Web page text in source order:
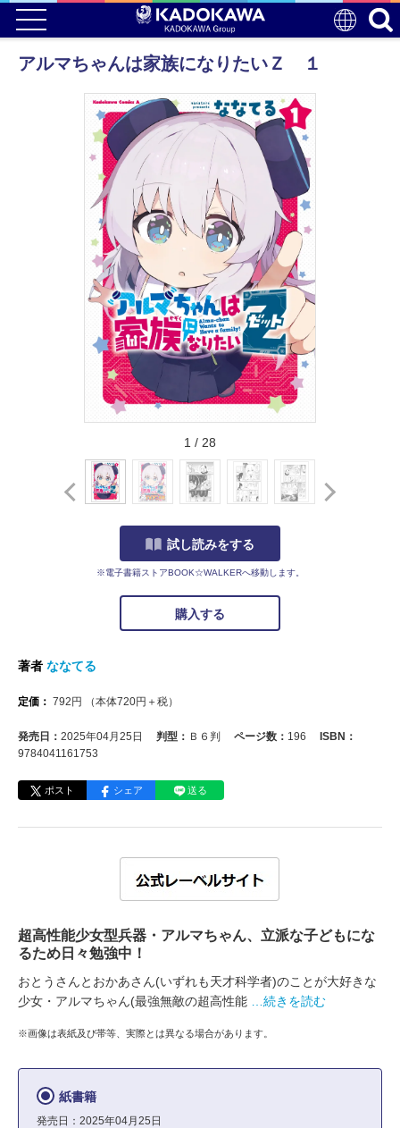
アルマちゃんは家族になりたいＺ １
1 / 28
試し読みをする
※電子書籍ストアBOOK☆WALKERへ移動します。
購入する
著者 ななてる
定価： 792 円 （本体720円＋税）
発売日： 2025年04月25日 判型： Ｂ６判 ページ数： 196
ISBN：
9784041161753
ポスト シェア 送る
超高性能少女型兵器・アルマちゃん、立派な子どもにな
るため日々勉強中！
おとうさんとおかあさん(いずれも天才科学者)のことが大好きな
少女・アルマちゃん(最強無敵の超高性能
…続きを読む
※画像は表紙及び帯等、実際とは異なる場合があります。
紙書籍
発売日：2025年04月25日